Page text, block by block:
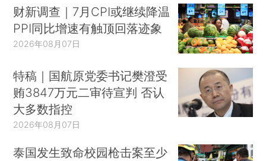
财新调查｜7月CPI或继续降温
PPI同比增速有触顶回落迹象
2026年08月07日
特稿｜国航原党委书记樊澄受
贿3847万元二审待宣判 否认
大多数指控
2026年08月07日
泰国发生致命校园枪击案至少